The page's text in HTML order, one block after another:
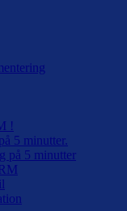
!
5 minutter.
på 5 minutter